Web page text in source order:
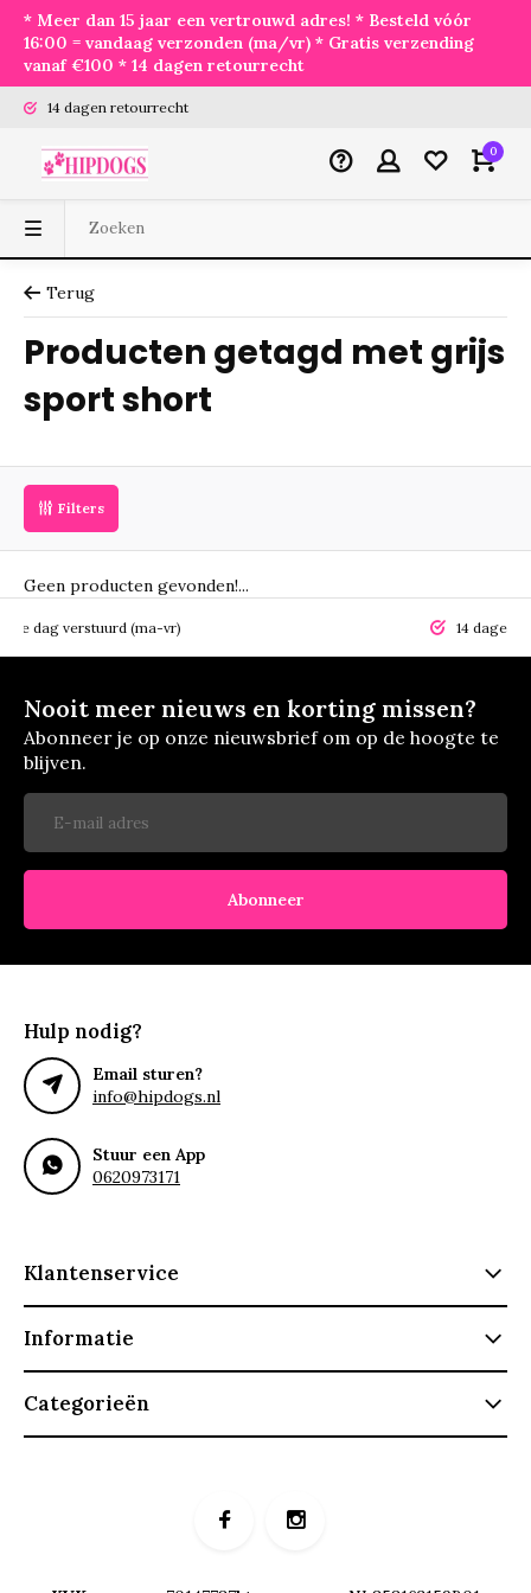
* Meer dan 15 jaar een vertrouwd adres! * Besteld vóór
16:00 = vandaag verzonden (ma/vr) * Gratis verzending
vanaf €100 * 14 dagen retourrecht
14 dagen retourrecht
0
Terug
Producten getagd met grijs
sport short
Filters
Geen producten gevonden!...
dag verstuurd (ma-vr) 14 dagen
Nooit meer nieuws en korting missen?
Abonneer je op onze nieuwsbrief om op de hoogte te
blijven.
Abonneer
Hulp nodig?
Email sturen?
info@hipdogs.nl
Stuur een App
0620973171
Klantenservice
Informatie
Categorieën